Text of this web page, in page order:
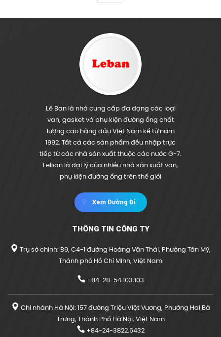
Lê Ban là nhà cung cấp đa dạng các loại
van, gasket và phụ kiện đường ống chất
lượng cao hàng đầu Việt Nam kể từ năm
1992. Tất cả các sản phẩm đều nhập trực
tiếp từ các nhà sản xuất thuộc các nước G-7.
Leban là đại lý của nhiều nhà sản xuất van,
phụ kiện đường ống trên thế giới
Xem Đường Đi
THÔNG TIN CÔNG TY
Trụ sở chính: B9, C4-1 đường Hoàng Văn Thái, Phường Tân Mỹ,
Thành phố Hồ Chí Minh, Việt Nam
+84-28-54.103.103
Chi nhánh Hà Nội: 157 đường Triệu Việt Vương, Phường Hai Bà
Trưng, Thành Phố Hà Nội, Việt Nam
+84-24-3822.6432